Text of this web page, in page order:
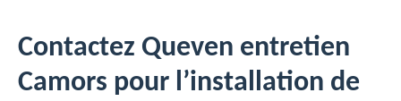
Contactez Queven entretien
Camors pour l’installation de